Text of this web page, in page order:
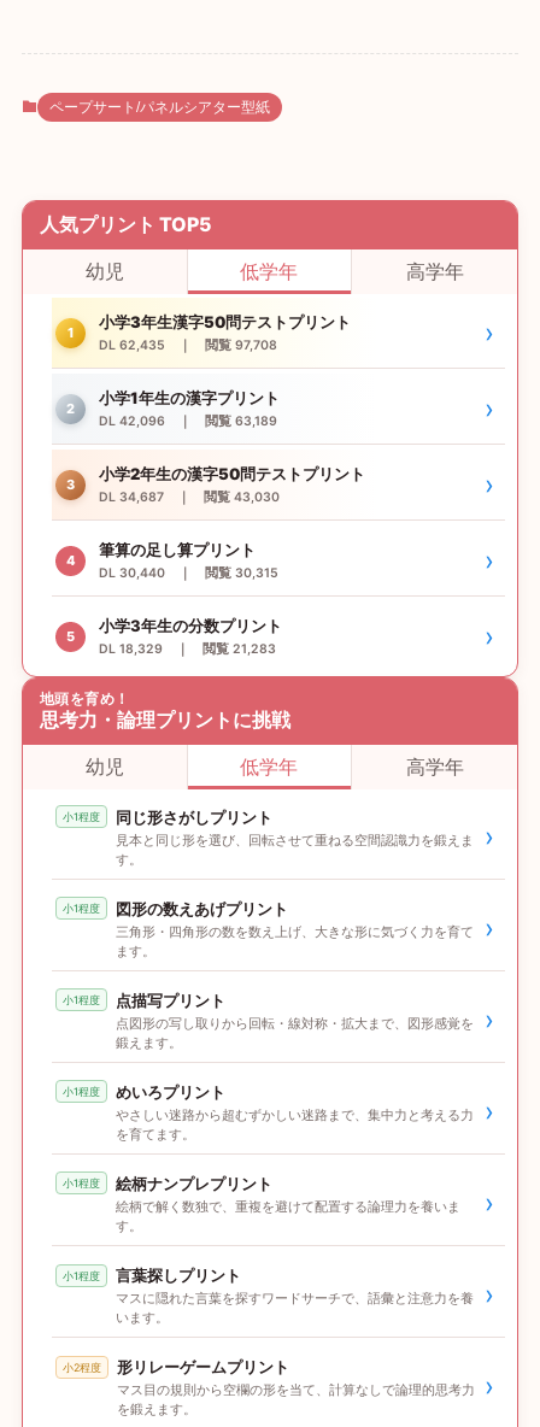
ペープサート/パネルシアター型紙
人気プリント TOP5
幼児
低学年 高学年
1
小学3年生漢字50問テストプリント
DL 62,435 ｜ 閲覧 97,708 ›
2
小学1年生の漢字プリント
DL 42,096 ｜ 閲覧 63,189 ›
3
小学2年生の漢字50問テストプリント
DL 34,687 ｜ 閲覧 43,030 ›
4
筆算の足し算プリント
DL 30,440 ｜ 閲覧 30,315 ›
5
小学3年生の分数プリント
DL 18,329 ｜ 閲覧 21,283 ›
地頭を育め！
思考力・論理プリントに挑戦
幼児
低学年 高学年
小1程度 同じ形さがしプリント
見本と同じ形を選び、回転させて重ねる空間認識力を鍛えま
す。
›
小1程度 図形の数えあげプリント
三角形・四角形の数を数え上げ、大きな形に気づく力を育て
ます。
›
小1程度 点描写プリント
点図形の写し取りから回転・線対称・拡大まで、図形感覚を
鍛えます。
›
小1程度 めいろプリント
やさしい迷路から超むずかしい迷路まで、集中力と考える力
を育てます。
›
小1程度 絵柄ナンプレプリント
絵柄で解く数独で、重複を避けて配置する論理力を養いま
す。
›
小1程度 言葉探しプリント
マスに隠れた言葉を探すワードサーチで、語彙と注意力を養
います。
›
小2程度 形リレーゲームプリント
マス目の規則から空欄の形を当て、計算なしで論理的思考力
を鍛えます。
›